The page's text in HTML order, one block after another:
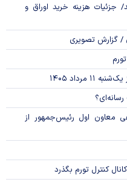
هزینه خرید اوراق و
/ گزارش تصویری
۱۴۰۵
معاون اول رئیس‌جمهور از
کنترل تورم بگذرد